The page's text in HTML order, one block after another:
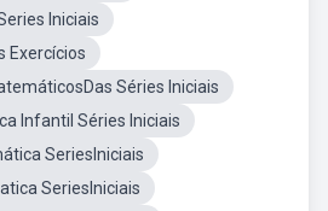
Iniciais
Exercícios
Séries Iniciais
Infantil Séries Iniciais
SeriesIniciais
SeriesIniciais